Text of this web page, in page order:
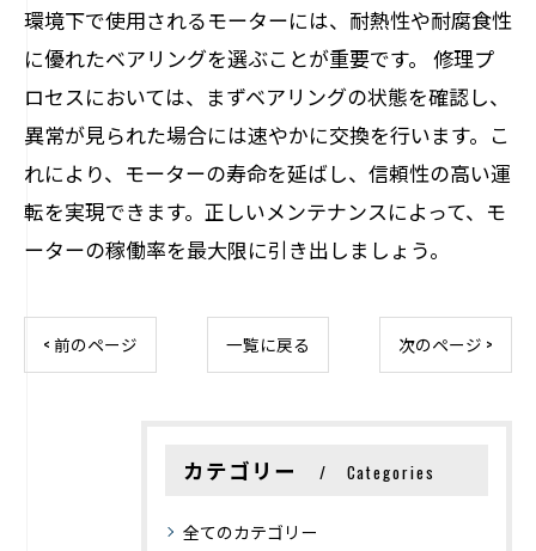
環境下で使用されるモーターには、耐熱性や耐腐食性
に優れたベアリングを選ぶことが重要です。 修理プ
ロセスにおいては、まずベアリングの状態を確認し、
異常が見られた場合には速やかに交換を行います。こ
れにより、モーターの寿命を延ばし、信頼性の高い運
転を実現できます。正しいメンテナンスによって、モ
ーターの稼働率を最大限に引き出しましょう。
< 前のページ 一覧に戻る 次のページ >
カテゴリー Categories
全てのカテゴリー